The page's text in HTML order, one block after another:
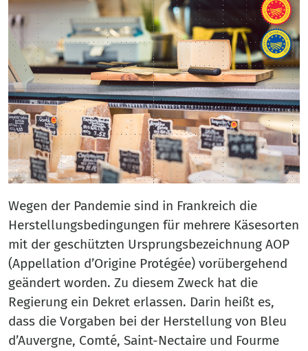
Wegen der Pandemie sind in Frankreich die
Herstellungsbedingungen für mehrere Käsesorten
mit der geschützten Ursprungsbezeichnung AOP
(Appellation d’Origine Protégée) vorübergehend
geändert worden. Zu diesem Zweck hat die
Regierung ein Dekret erlassen. Darin heißt es,
dass die Vorgaben bei der Herstellung von Bleu
d’Auvergne, Comté, Saint-Nectaire und Fourme